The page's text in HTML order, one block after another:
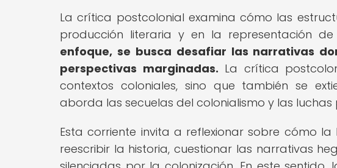
La crítica postcolonial examina cómo las
producción literaria y en la representación de
enfoque, se busca desafiar las narrativas
perspectivas marginadas. La crítica
contextos coloniales, sino que también se
aborda las secuelas del colonialismo y las luchas
Esta corriente invita a reflexionar sobre cómo
reescribir la historia, cuestionar las narrativas